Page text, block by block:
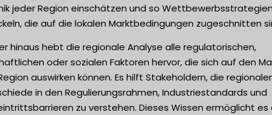
jeder Region einschätzen und so
die auf die lokalen Marktbedingungen zugeschnitten
hinaus hebt die regionale Analyse alle regulatorischen,
oder sozialen Faktoren hervor, die sich auf den
auswirken können. Es hilft Stakeholdern, die
in den Regulierungsrahmen, Industriestandards und
zu verstehen. Dieses Wissen ermöglicht es